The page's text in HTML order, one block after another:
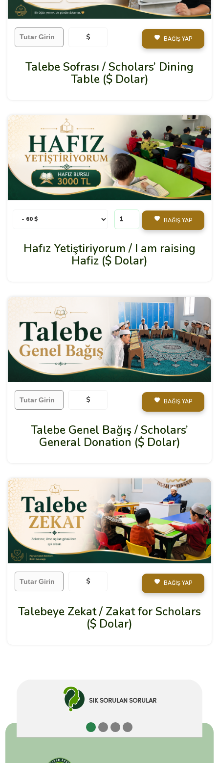
$ BAĞIŞ YAP
Talebe Sofrası / Scholars’ Dining
Table ($ Dolar)
BAĞIŞ YAP
Hafız Yetiştiriyorum / I am raising
Hafiz ($ Dolar)
$ BAĞIŞ YAP
Talebe Genel Bağış / Scholars’
General Donation ($ Dolar)
$ BAĞIŞ YAP
Talebeye Zekat / Zakat for Scholars
($ Dolar)
SIK SORULAN SORULAR